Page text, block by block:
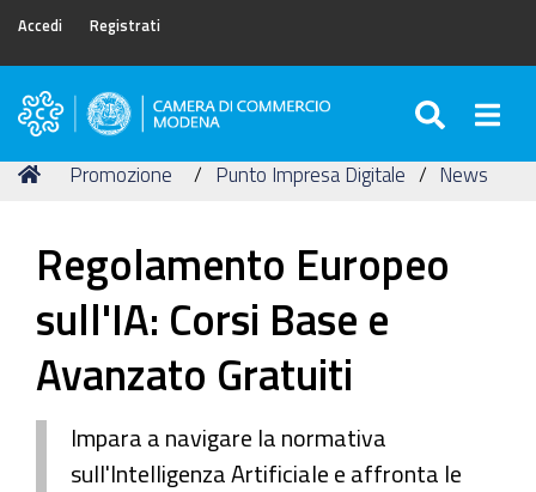
Accedi Registrati
Camera
Commercio
Tu
Home
Promozione Punto Impresa Digitale News
Regolamento Europeo
sull'IA: Corsi Base e
Avanzato Gratuiti
Impara a navigare la normativa
sull'Intelligenza Artificiale e affronta le